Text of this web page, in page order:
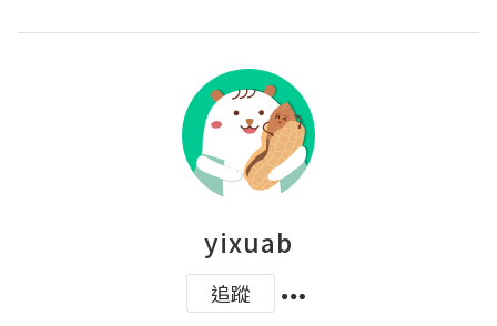
yixuab
追蹤